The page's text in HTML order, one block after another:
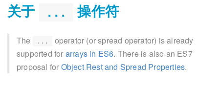
关于 ... 操作符
The ...
operator (or spread operator) is already
supported for arrays in ES6. There is also an ES7
proposal for Object Rest and Spread Properties.